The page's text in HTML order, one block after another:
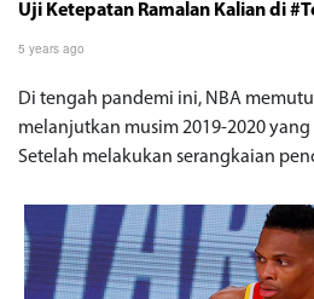
Uji Ketepatan Ramalan Kalian di
5 years ago
Di tengah pandemi ini, NBA
melanjutkan musim 2019-2020
Setelah melakukan serangkaian